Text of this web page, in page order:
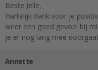
Beste Jelle,
Hartelijk dank voor je
weer een goed gevoel bij
je er nog lang mee
Annette